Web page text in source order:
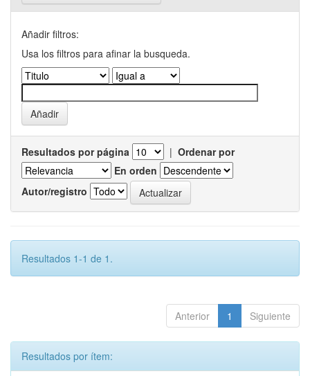
Añadir filtros:
Usa los filtros para afinar la busqueda.
Resultados por página | Ordenar por
En orden
Autor/registro
Resultados 1-1 de 1.
Anterior 1 Siguiente
Resultados por ítem: